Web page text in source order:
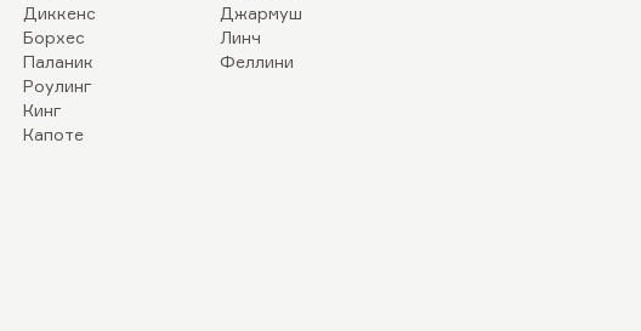
Диккенс
Борхес
Паланик
Роулинг
Кинг
Капоте
Джармуш
Линч
Феллини